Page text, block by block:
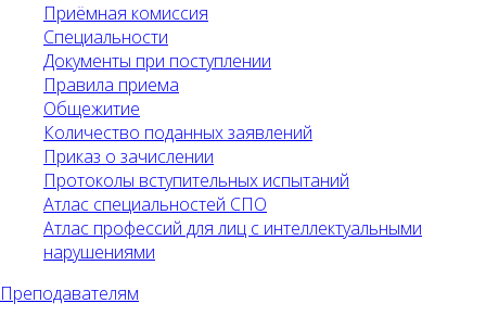
Приёмная комиссия
Специальности
Документы при поступлении
Правила приема
Общежитие
Количество поданных заявлений
Приказ о зачислении
Протоколы вступительных испытаний
Атлас специальностей СПО
Атлас профессий для лиц с интеллектуальными
нарушениями
Преподавателям